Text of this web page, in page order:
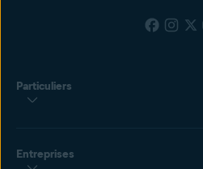
Particuliers
Entreprises